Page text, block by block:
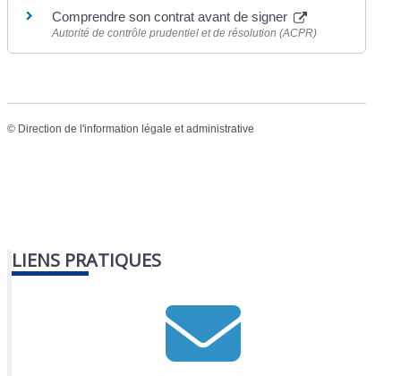
Comprendre son contrat avant de signer
Autorité de contrôle prudentiel et de résolution (ACPR)
© Direction de l'information légale et administrative
LIENS PRATIQUES